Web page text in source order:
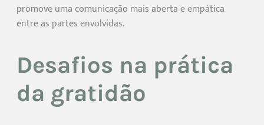
promove uma comunicação mais aberta e empática
entre as partes envolvidas.
Desafios na prática
da gratidão